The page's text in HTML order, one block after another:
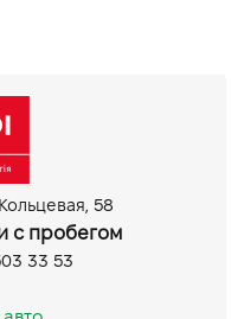
58
с пробегом
33 53